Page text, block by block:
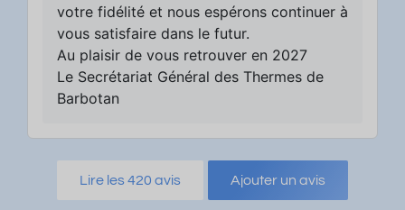
votre fidélité et nous espérons continuer à
vous satisfaire dans le futur.
Au plaisir de vous retrouver en 2027
Le Secrétariat Général des Thermes de
Barbotan
Lire les 420 avis Ajouter un avis